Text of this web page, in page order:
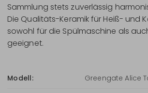
Sammlung stets zuverlässig
Die Qualitäts-Keramik für Heiß- und
sowohl für die Spülmaschine als
geeignet.
Modell: Greengate Alice